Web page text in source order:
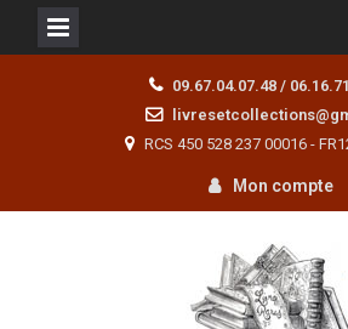
09.67.04.07.48 /
RCS 450 528 237 00016 -
Mon compte